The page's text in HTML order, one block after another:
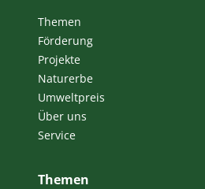
Themen
Förderung
Projekte
Naturerbe
Umweltpreis
Über uns
Service
Themen